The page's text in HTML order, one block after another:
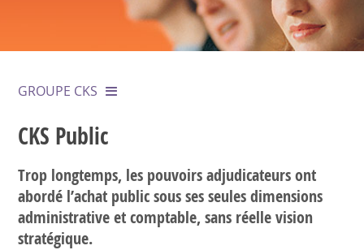
GROUPE CKS
CKS Public
Trop longtemps, les pouvoirs adjudicateurs ont
abordé l’achat public sous ses seules dimensions
administrative et comptable, sans réelle vision
stratégique.